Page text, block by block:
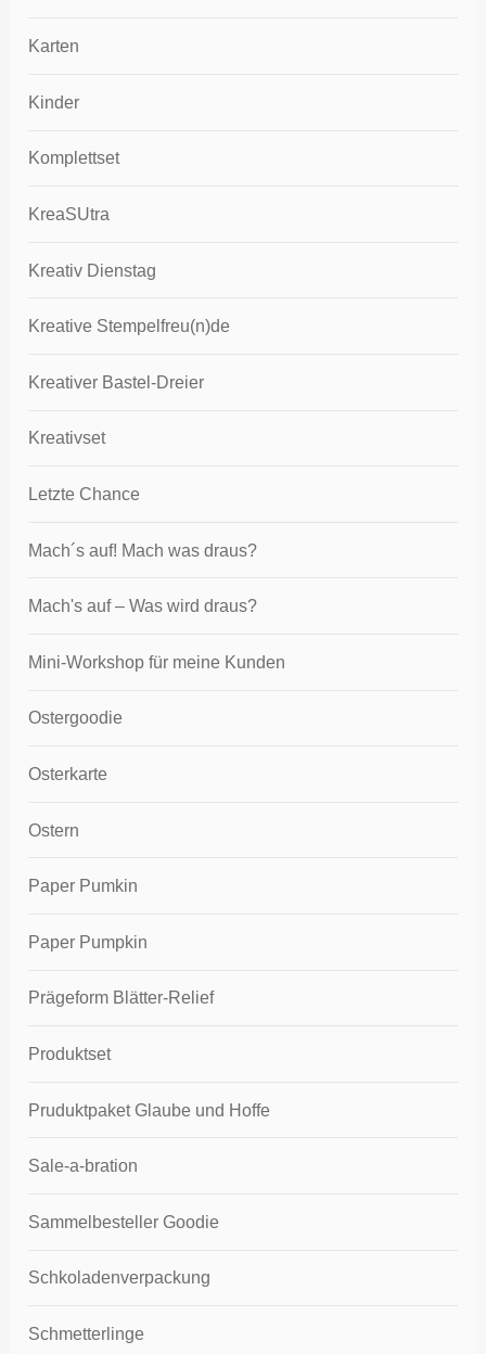
Karten
Kinder
Komplettset
KreaSUtra
Kreativ Dienstag
Kreative Stempelfreu(n)de
Kreativer Bastel-Dreier
Kreativset
Letzte Chance
Mach´s auf! Mach was draus?
Mach's auf – Was wird draus?
Mini-Workshop für meine Kunden
Ostergoodie
Osterkarte
Ostern
Paper Pumkin
Paper Pumpkin
Prägeform Blätter-Relief
Produktset
Pruduktpaket Glaube und Hoffe
Sale-a-bration
Sammelbesteller Goodie
Schkoladenverpackung
Schmetterlinge